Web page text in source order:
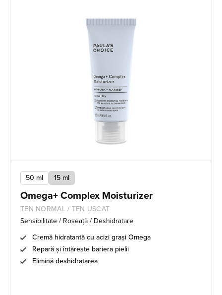
50 ml 15 ml
Omega+ Complex Moisturizer
TEN NORMAL / TEN USCAT
Sensibilitate / Roșeață / Deshidratare
Cremă hidratantă cu acizi grași Omega
Repară și întărește bariera pielii
Elimină deshidratarea